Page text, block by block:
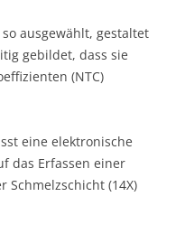
ausgewählt, gestaltet
gebildet, dass sie
(NTC)
eine elektronische
das Erfassen einer
Schmelzschicht (14X)